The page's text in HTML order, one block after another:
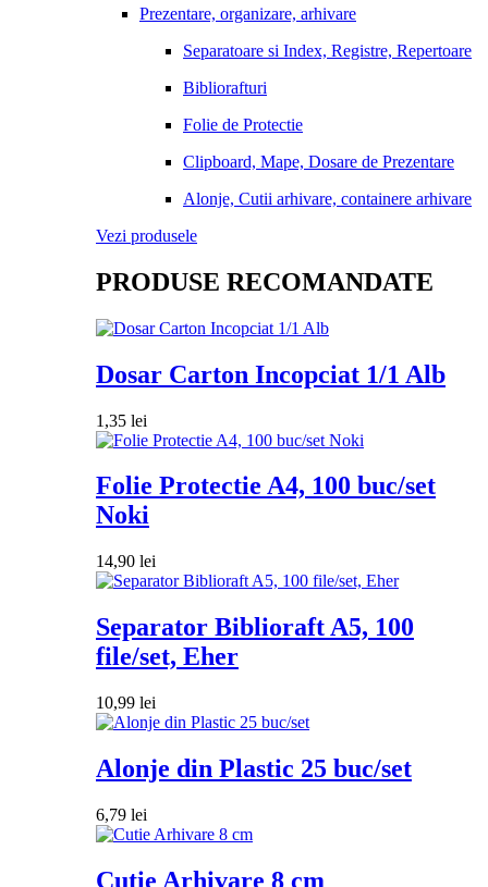
Prezentare, organizare, arhivare
Separatoare si Index, Registre, Repertoare
Bibliorafturi
Folie de Protectie
Clipboard, Mape, Dosare de Prezentare
Alonje, Cutii arhivare, containere arhivare
Vezi produsele
PRODUSE RECOMANDATE
Dosar Carton Incopciat 1/1 Alb
1,35 lei
Folie Protectie A4, 100 buc/set
Noki
14,90 lei
Separator Biblioraft A5, 100
file/set, Eher
10,99 lei
Alonje din Plastic 25 buc/set
6,79 lei
Cutie Arhivare 8 cm